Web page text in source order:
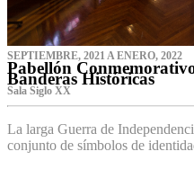
SEPTIEMBRE, 2021 A ENERO, 2022
Pabellón
Banderas Históricas
Sala Siglo XX
La larga Guerra de
conjunto de símbolos de